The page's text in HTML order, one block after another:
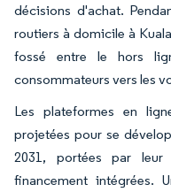
décisions d'achat.
routiers à domicile à
fossé entre le hors
consommateurs vers les
Les plateformes en
projetées pour se
2031, portées par
financement intégrées.